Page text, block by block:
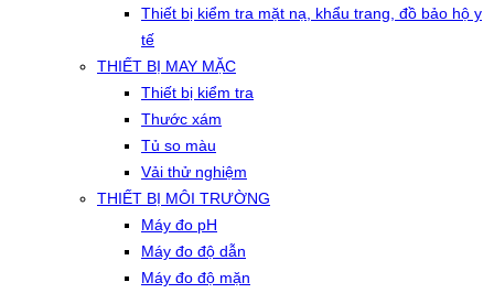
Thiết bị kiểm tra mặt nạ, khẩu trang, đồ bảo hộ y
tế
THIẾT BỊ MAY MẶC
Thiết bị kiểm tra
Thước xám
Tủ so màu
Vải thử nghiệm
THIẾT BỊ MÔI TRƯỜNG
Máy đo pH
Máy đo độ dẫn
Máy đo độ mặn